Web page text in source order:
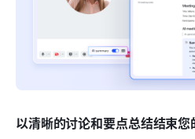
以清晰的讨论和要点总结结束